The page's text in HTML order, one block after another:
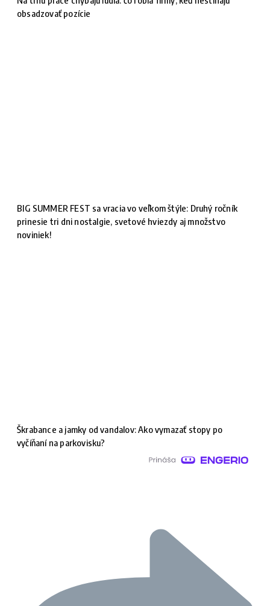
obsadzovať pozície
BIG SUMMER FEST sa vracia vo veľkom štýle: Druhý ročník
prinesie tri dni nostalgie, svetové hviezdy aj množstvo
noviniek!
Škrabance a jamky od vandalov: Ako vymazať stopy po
vyčíňaní na parkovisku?